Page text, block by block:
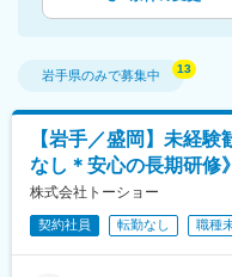
岩手県のみで募集中
【岩手／盛岡】未経
なし＊安心の長期研
株式会社トーショー
契約社員 転勤なし 職種